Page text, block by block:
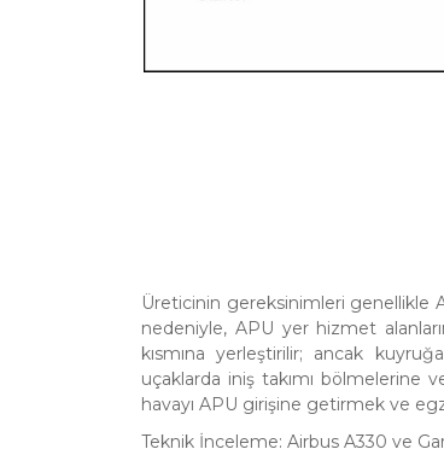
Üreticinin gereksinimleri genellikle
nedeniyle, APU yer hizmet
kısmına yerleştirilir; ancak
uçaklarda iniş takımı bölmelerine
havayı APU girişine getirmek ve
Teknik İnceleme: Airbus A330 ve